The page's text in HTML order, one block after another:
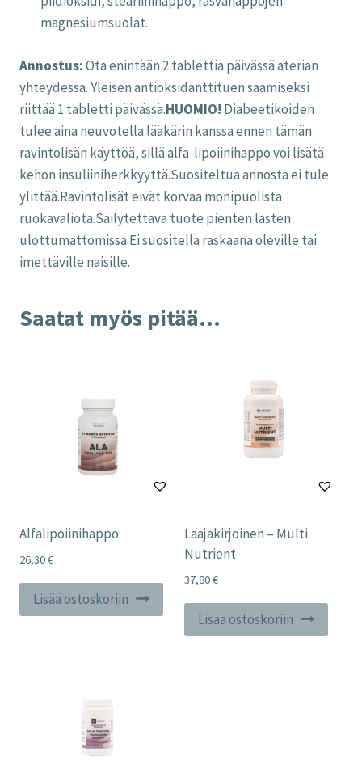
magnesiumsuolat.
Annostus:Ota enintään 2 tablettia päivässä aterian
yhteydessä.Yleisen antioksidanttituen saamiseksi
riittää 1 tabletti päivässä.HUOMIO! Diabeetikoiden
tulee aina neuvotella lääkärin kanssa ennen tämän
ravintolisän käyttöä, sillä alfa-lipoiinihappo voi lisätä
kehon insuliiniherkkyyttä.Suositeltua annosta ei tule
ylittää.Ravintolisät eivät korvaa monipuolista
ruokavaliota.Säilytettävä tuote pienten lasten
ulottumattomissa.Ei suositella raskaana oleville tai
imettäville naisille.
Saatat myös pitää...
Alfalipoiinihappo
26,30€
Lisää ostoskoriin
Laajakirjoinen – Multi
Nutrient
37,80€
Lisää ostoskoriin